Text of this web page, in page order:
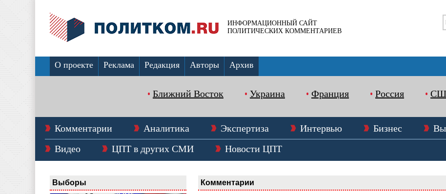
ИНФОРМАЦИОННЫЙ САЙТ
ПОЛИТИЧЕСКИХ КОММЕНТАРИЕВ
О проекте Реклама Редакция Авторы Архив
Ближний Восток Украина Франция Россия
Комментарии Аналитика Экспертиза Интервью Бизнес
Видео
ЦПТ в других СМИ Новости ЦПТ
Выборы Комментарии